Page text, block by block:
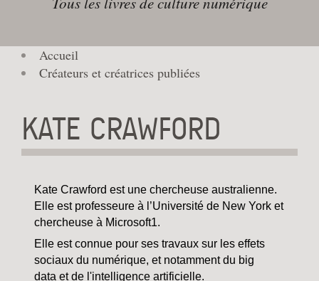
Accueil
Créateurs et créatrices publiées
KATE CRAWFORD
Kate Crawford est une chercheuse australienne.
Elle est professeure à l’Université de New York et
chercheuse à Microsoft1.
Elle est connue pour ses travaux sur les effets
sociaux du numérique, et notamment du big
data et de l'intelligence artificielle.